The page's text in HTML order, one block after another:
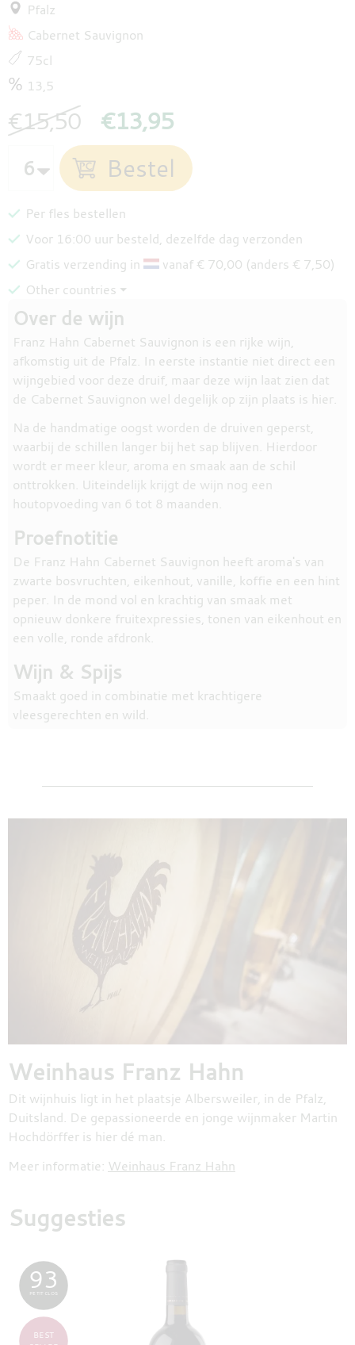
Pfalz
Cabernet Sauvignon
75cl
13,5
€15,50 €13,95
Per fles bestellen
Voor 16:00 uur besteld, dezelfde dag verzonden
Gratis verzending in
vanaf € 70,00 (anders € 7,50)
Other countries ⏷
Over de wijn
Franz Hahn Cabernet Sauvignon is een rijke wijn,
afkomstig uit de Pfalz. In eerste instantie niet direct een
wijngebied voor deze druif, maar deze wijn laat zien dat
de Cabernet Sauvignon wel degelijk op zijn plaats is hier.
Na de handmatige oogst worden de druiven geperst,
waarbij de schillen langer bij het sap blijven. Hierdoor
wordt er meer kleur, aroma en smaak aan de schil
onttrokken. Uiteindelijk krijgt de wijn nog een
houtopvoeding van 6 tot 8 maanden.
Proefnotitie
De Franz Hahn Cabernet Sauvignon heeft aroma's van
zwarte bosvruchten, eikenhout, vanille, koffie en een hint
peper. In de mond vol en krachtig van smaak met
opnieuw donkere fruitexpressies, tonen van eikenhout en
een volle, ronde afdronk.
Wijn & Spijs
Smaakt goed in combinatie met krachtigere
vleesgerechten en wild.
Weinhaus Franz Hahn
Dit wijnhuis ligt in het plaatsje Albersweiler, in de Pfalz,
Duitsland. De gepassioneerde en jonge wijnmaker Martin
Hochdörffer is hier dé man.
Meer informatie: Weinhaus Franz Hahn
Suggesties
93
PETIT CLOS
BEST